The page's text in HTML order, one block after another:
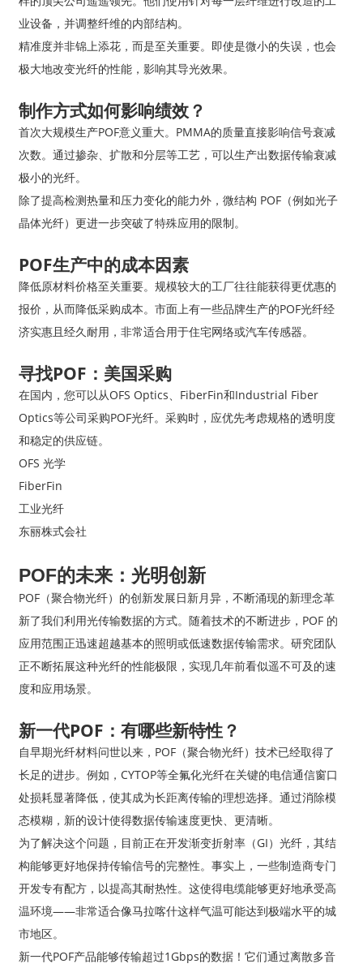
业设备，并调整纤维的内部结构。
精准度并非锦上添花，而是至关重要。即使是微小的失误，也会
极大地改变光纤的性能，影响其导光效果。
制作方式如何影响绩效？
首次大规模生产POF意义重大。PMMA的质量直接影响信号衰减
次数。通过掺杂、扩散和分层等工艺，可以生产出数据传输衰减
极小的光纤。
除了提高检测热量和压力变化的能力外，微结构 POF（例如光子
晶体光纤）更进一步突破了特殊应用的限制。
POF生产中的成本因素
降低原材料价格至关重要。规模较大的工厂往往能获得更优惠的
报价，从而降低采购成本。市面上有一些品牌生产的POF光纤经
济实惠且经久耐用，非常适合用于住宅网络或汽车传感器。
寻找POF：美国采购
在国内，您可以从OFS Optics、FiberFin和Industrial Fiber
Optics等公司采购POF光纤。采购时，应优先考虑规格的透明度
和稳定的供应链。
OFS 光学
FiberFin
工业光纤
东丽株式会社
POF的未来：光明创新
POF（聚合物光纤）的创新发展日新月异，不断涌现的新理念革
新了我们利用光传输数据的方式。随着技术的不断进步，POF 的
应用范围正迅速超越基本的照明或低速数据传输需求。研究团队
正不断拓展这种光纤的性能极限，实现几年前看似遥不可及的速
度和应用场景。
新一代POF：有哪些新特性？
自早期光纤材料问世以来，POF（聚合物光纤）技术已经取得了
长足的进步。例如，CYTOP等全氟化光纤在关键的电信通信窗口
处损耗显著降低，使其成为长距离传输的理想选择。通过消除模
态模糊，新的设计使得数据传输速度更快、更清晰。
为了解决这个问题，目前正在开发渐变折射率（GI）光纤，其结
构能够更好地保持传输信号的完整性。事实上，一些制造商专门
开发专有配方，以提高其耐热性。这使得电缆能够更好地承受高
温环境——非常适合像马拉喀什这样气温可能达到极端水平的城
市地区。
新一代POF产品能够传输超过1Gbps的数据！它们通过离散多音